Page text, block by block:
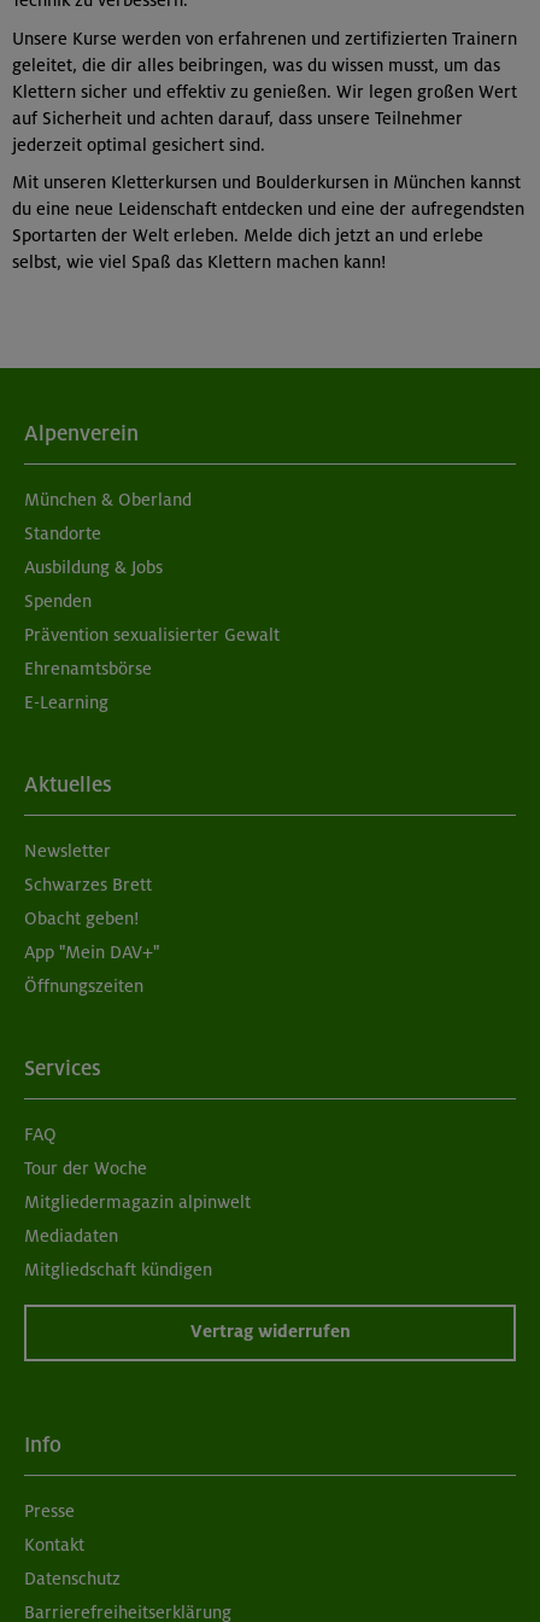
Unsere Kurse werden von erfahrenen und zertifizierten Trainern
geleitet, die dir alles beibringen, was du wissen musst, um das
Klettern sicher und effektiv zu genießen. Wir legen großen Wert
auf Sicherheit und achten darauf, dass unsere Teilnehmer
jederzeit optimal gesichert sind.
Mit unseren Kletterkursen und Boulderkursen in München kannst
du eine neue Leidenschaft entdecken und eine der aufregendsten
Sportarten der Welt erleben. Melde dich jetzt an und erlebe
selbst, wie viel Spaß das Klettern machen kann!
Alpenverein
München & Oberland
Standorte
Ausbildung & Jobs
Spenden
Prävention sexualisierter Gewalt
Ehrenamtsbörse
E-Learning
Aktuelles
Newsletter
Schwarzes Brett
Obacht geben!
App "Mein DAV+"
Öffnungszeiten
Services
FAQ
Tour der Woche
Mitgliedermagazin alpinwelt
Mediadaten
Mitgliedschaft kündigen
Vertrag widerrufen
Info
Presse
Kontakt
Datenschutz
Barrierefreiheitserklärung